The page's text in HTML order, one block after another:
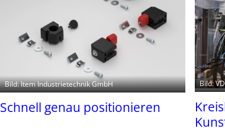
Bild: Item Industrietechnik GmbH
Schnell genau positionieren
Bild: